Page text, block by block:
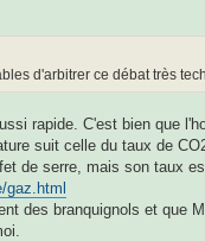
d'arbitrer ce débat très
rapide. C'est bien que
suit celle du taux de
de serre, mais son taux
gaz.html
des branquignols et que